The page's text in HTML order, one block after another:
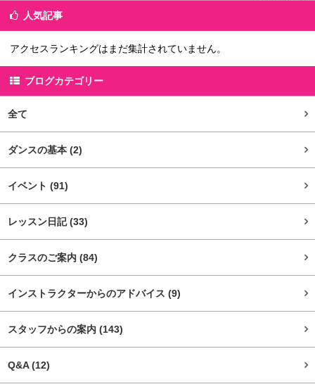
人気記事
アクセスランキングはまだ集計されていません。
ブログカテゴリー
全て
ダンスの基本 (2)
イベント (91)
レッスン日記(33)
クラスのご案内 (84)
インストラクターからのアドバイス (9)
スタッフからの案内 (143)
Q&A(12)